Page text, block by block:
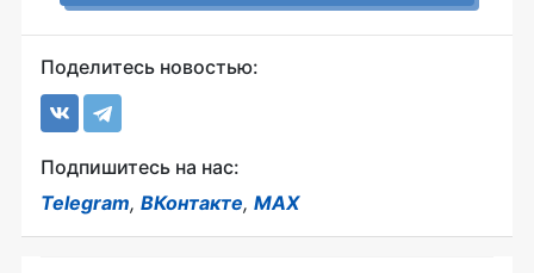
Поделитесь новостью:
Подпишитесь на нас:
Telegram, ВКонтакте, MAX